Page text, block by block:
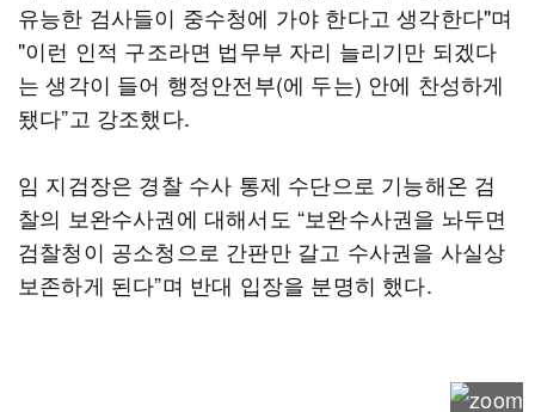
유능한 검사들이 중수청에 가야 한다고 생각한다"며
"이런 인적 구조라면 법무부 자리 늘리기만 되겠다
는 생각이 들어 행정안전부(에 두는) 안에 찬성하게
됐다”고 강조했다.
임 지검장은 경찰 수사 통제 수단으로 기능해온 검
찰의 보완수사권에 대해서도 “보완수사권을 놔두면
검찰청이 공소청으로 간판만 갈고 수사권을 사실상
보존하게 된다”며 반대 입장을 분명히 했다.